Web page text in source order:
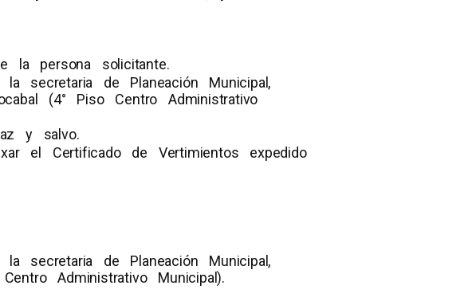
la persona solicitante.
secretaria de Planeación Municipal,
(4° Piso Centro Administrativo
y salvo.
el Certificado de Vertimientos expedido
secretaria de Planeación Municipal,
Administrativo Municipal).